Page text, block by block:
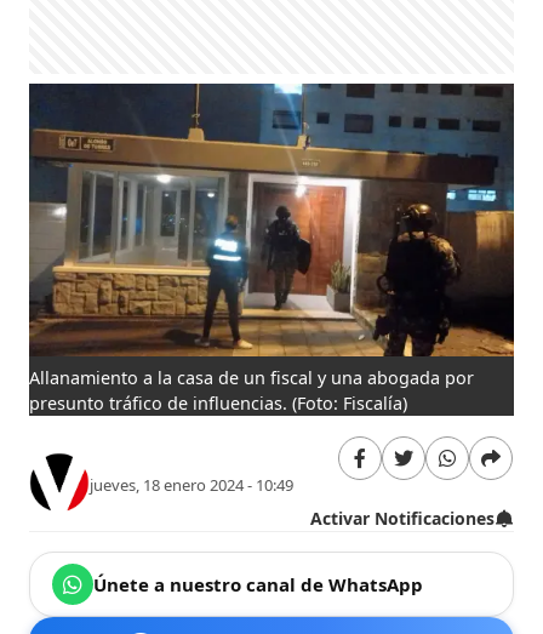
Allanamiento a la casa de un fiscal y una abogada por
presunto tráfico de influencias. (Foto: Fiscalía)
jueves, 18 enero 2024 - 10:49
Activar Notificaciones
Únete a nuestro canal de WhatsApp